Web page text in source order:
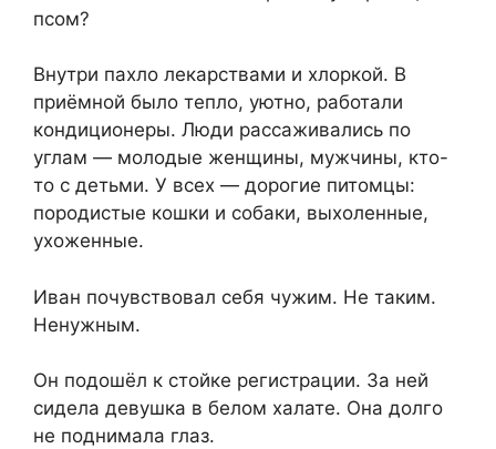
псом?
Внутри пахло лекарствами и хлоркой. В
приёмной было тепло, уютно, работали
кондиционеры. Люди рассаживались по
углам — молодые женщины, мужчины, кто-
то с детьми. У всех — дорогие питомцы:
породистые кошки и собаки, выхоленные,
ухоженные.
Иван почувствовал себя чужим. Не таким.
Ненужным.
Он подошёл к стойке регистрации. За ней
сидела девушка в белом халате. Она долго
не поднимала глаз.